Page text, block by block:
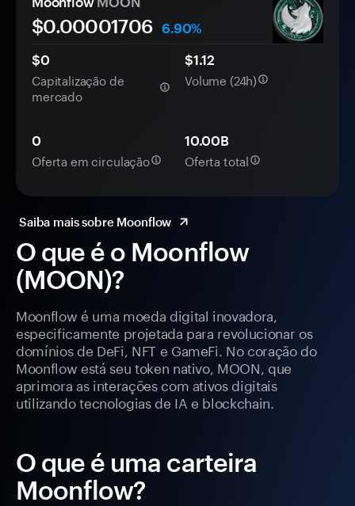
O que é o Moonflow
(MOON)?
Moonflow é uma moeda digital inovadora,
especificamente projetada para revolucionar os
domínios de DeFi, NFT e GameFi. No coração do
Moonflow está seu token nativo, MOON, que
aprimora as interações com ativos digitais
utilizando tecnologias de IA e blockchain.
O que é uma carteira
Moonflow?
$0.00001706 6.90%
$0
Capitalização de
mercado
$1.12
Volume (24h)
0
Oferta em circulação
10.00B
Oferta total
Saiba mais sobre Moonflow